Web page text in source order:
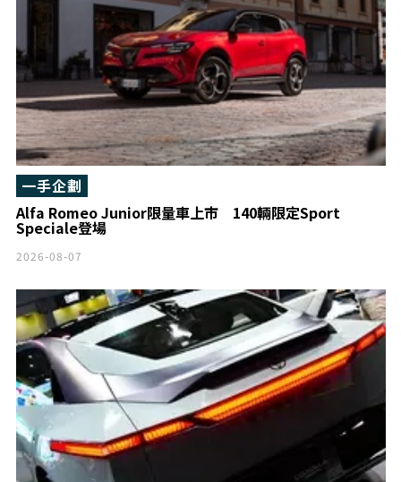
Alfa Romeo Junior限量車上市 140輛限定Sport
Speciale登場
一手企劃
2026-08-07